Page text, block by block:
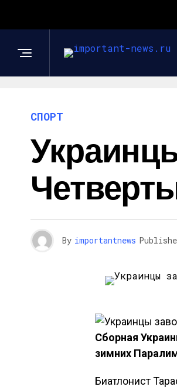
СПОРТ
By importantnews
Сборная
зимних
Биатлонист